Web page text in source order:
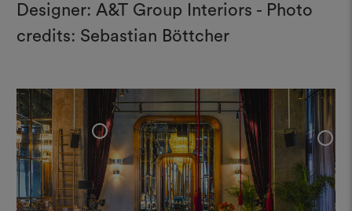
Designer: A&T Group Interiors - Photo
credits: Sebastian Böttcher
+